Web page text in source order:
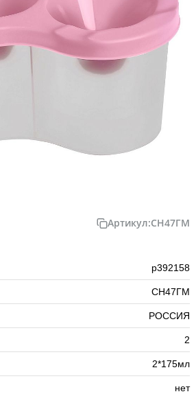
Артикул:СН47ГМ
р392158
СН47ГМ
РОССИЯ
2
2*175мл
нет